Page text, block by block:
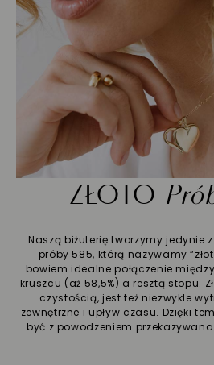
ZŁOTO
Naszą biżuterię tworzymy jedynie
próby 585, którą nazywamy
bowiem idealne połączenie
kruszcu (aż 58,5%) a resztą stopu.
czystością, jest też niezwykle
zewnętrzne i upływ czasu. Dzięki
być z powodzeniem